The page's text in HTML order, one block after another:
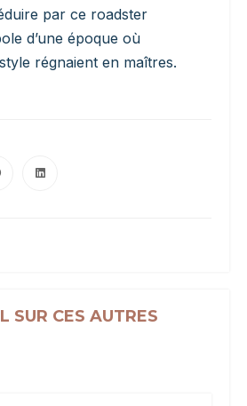
par ce roadster
d’une époque où
régnaient en maîtres.
SUR CES AUTRES